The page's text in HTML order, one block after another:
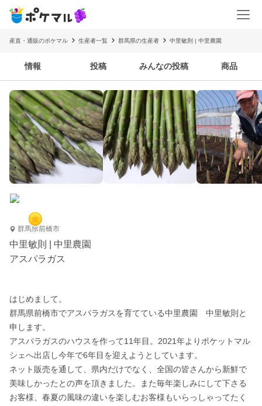
産直・通販のポケマル 生産者一覧 群馬県の生産者 中里敏則 | 中里農園
情報 投稿 みんなの投稿 商品
群馬県前橋市
中里敏則 | 中里農園
アスパラガス
はじめまして。
群馬県前橋市でアスパラガスを育てている中里農園　中里敏則と
申します。
アスパラガスのハウスを作って11年目。2021年よりポケットマル
シェへ出店し今年で6年目を迎えようとしています。
ネット販売を通して、県内だけでなく、全国の皆さんから新鮮で
美味しかったとの声を頂きました。また毎年楽しみにして下さる
お客様、春夏の風味の違いを楽しむお客様もいらっしゃってたく